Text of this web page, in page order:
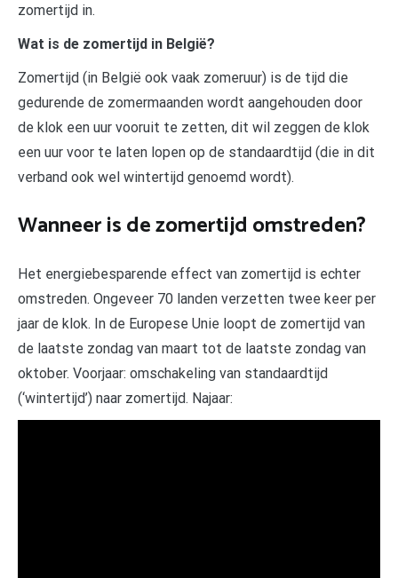
zomertijd in.
Wat is de zomertijd in België?
Zomertijd (in België ook vaak zomeruur) is de tijd die
gedurende de zomermaanden wordt aangehouden door
de klok een uur vooruit te zetten, dit wil zeggen de klok
een uur voor te laten lopen op de standaardtijd (die in dit
verband ook wel wintertijd genoemd wordt).
Wanneer is de zomertijd omstreden?
Het energiebesparende effect van zomertijd is echter
omstreden. Ongeveer 70 landen verzetten twee keer per
jaar de klok. In de Europese Unie loopt de zomertijd van
de laatste zondag van maart tot de laatste zondag van
oktober. Voorjaar: omschakeling van standaardtijd
(‘wintertijd’) naar zomertijd. Najaar: